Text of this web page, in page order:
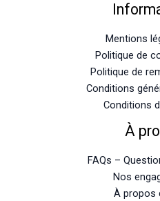
Mentions
Politique de
Politique de
Conditions
Conditions
À
FAQs –
Nos
À propos